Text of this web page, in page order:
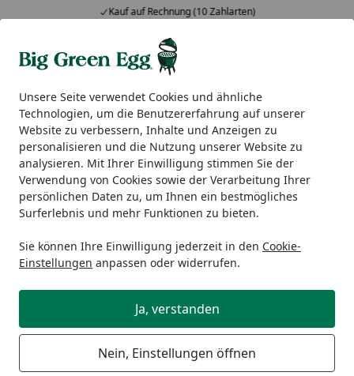
Unsere Seite verwendet Cookies und ähnliche
Technologien, um die Benutzererfahrung auf unserer
Website zu verbessern, Inhalte und Anzeigen zu
personalisieren und die Nutzung unserer Website zu
analysieren. Mit Ihrer Einwilligung stimmen Sie der
Verwendung von Cookies sowie der Verarbeitung Ihrer
persönlichen Daten zu, um Ihnen ein bestmögliches
Surferlebnis und mehr Funktionen zu bieten.
Sie können Ihre Einwilligung jederzeit in den Cookie-
Einstellungen anpassen oder widerrufen.
Ja, verstanden
Nein, Einstellungen öffnen
Kauf auf Rechnung (10 Zahlarten)
Alle Produkte
Mein Konto
Suchen
Startseite
So geht es nach Ihrer Bestellung weiter!
Bestellung abgeschickt? Das sind
die nächsten Schritte: